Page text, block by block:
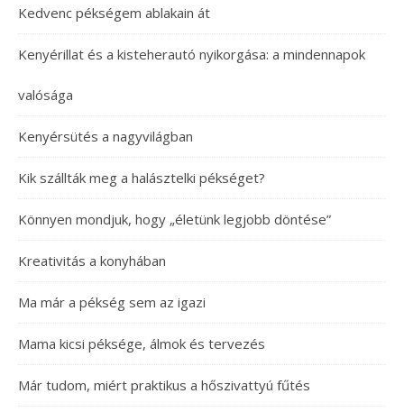
Kedvenc pékségem ablakain át
Kenyérillat és a kisteherautó nyikorgása: a mindennapok
valósága
Kenyérsütés a nagyvilágban
Kik szállták meg a halásztelki pékséget?
Könnyen mondjuk, hogy „életünk legjobb döntése”
Kreativitás a konyhában
Ma már a pékség sem az igazi
Mama kicsi péksége, álmok és tervezés
Már tudom, miért praktikus a hőszivattyú fűtés